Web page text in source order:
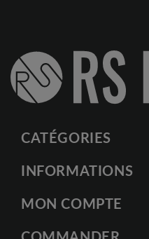
CATÉGORIES
INFORMATIONS
MON COMPTE